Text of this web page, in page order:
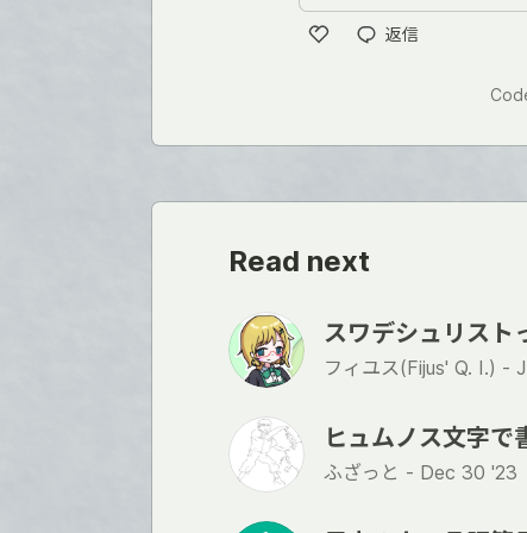
返信
Read next
スワデシュリスト
フィユス(Fijus' Q. I.) -
ヒュムノス文字で
ふざっと - Dec 30 '23